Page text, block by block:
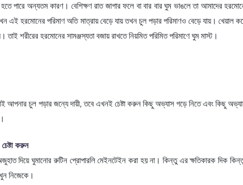
পারে অন্যতম কারণ। বেশিক্ষণ রাত জাগার ফলে বা বার বার ঘুম ভাঙলে তা আমাদের
এই হরমোনের পরিমাণ অতি মাত্রায় বেড়ে যায় তখন চুল পড়ার পরিমাণও বেড়ে যায়। খেয়াল
তাই শরীরের হরমোনের সামঞ্জস্যতা বজায় রাখতে নিয়মিত পরিমিত পরিমাণে ঘুম মাস্ট।
আপনার চুল পড়ার জন্যে দায়ী, তবে এখনই চেষ্টা করুন কিছু অভ্যাস গড়ে নিতে এবং কিছু
করুন
দিয়ে ঘুমানোর রুটিন প্রোপারলি মেইনটেইন করা হয় না। কিন্তু এর ক্ষতিকারক দিক
নিজেকে।